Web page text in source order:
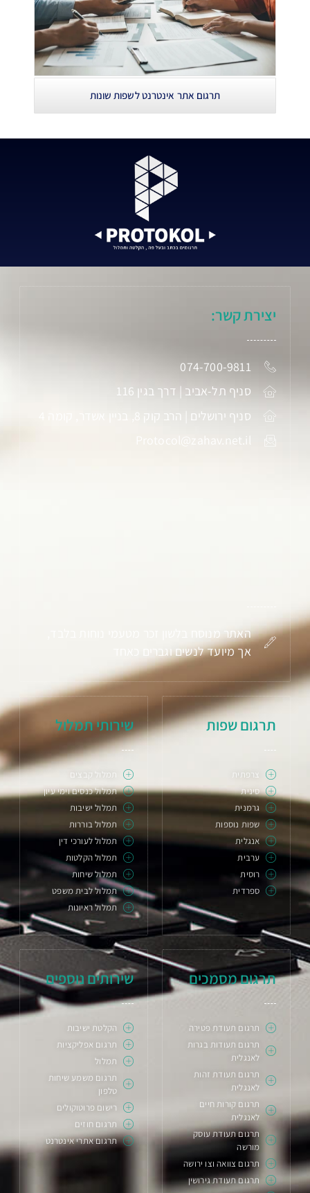
תרגום אתר אינטרנט לשפות שונות
יצירת קשר:
074-700-9811
סניף תל-אביב | דרך בגין 116
סניף ירושלים | הרב קוק 8, בניין אשדר, קומה 4
Protocol@zahav.net.il
האתר מנוסח בלשון זכר מטעמי נוחות בלבד,
אך מיועד לנשים וגברים כאחד
תרגום שפות
צרפתית
סינית
גרמנית
שפות נוספות
אנגלית
ערבית
רוסית
ספרדית
שירותי תמלול
תמלול קבצים
תמלול כנסים וימי עיון
תמלול ישיבות
תמלול בוררות
תמלול לעורכי דין
תמלול הקלטות
תמלול שיחות
תמלול לבית משפט
תמלול ראיונות
תרגום מסמכים
תרגום תעודת פטירה
תרגום תעודות בגרות
לאנגלית
תרגום תעודת זהות
לאנגלית
תרגום קורות חיים
לאנגלית
תרגום תעודת עוסק
מורשה
תרגום צוואה וצו ירושה
תרגום תעודת גירושין
שירותים נוספים
הקלטת ישיבות
תרגום אפליקציות
תמלול
תרגום משמע שיחות
טלפון
רישום פרוטוקולים
תרגום חוזים
תרגום אתרי אינטרנט